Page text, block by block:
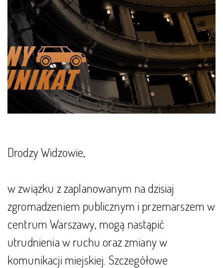
Drodzy Widzowie,
w związku z zaplanowanym na dzisiaj
zgromadzeniem publicznym i przemarszem w
centrum Warszawy, mogą nastąpić
utrudnienia w ruchu oraz zmiany w
komunikacji miejskiej. Szczegółowe